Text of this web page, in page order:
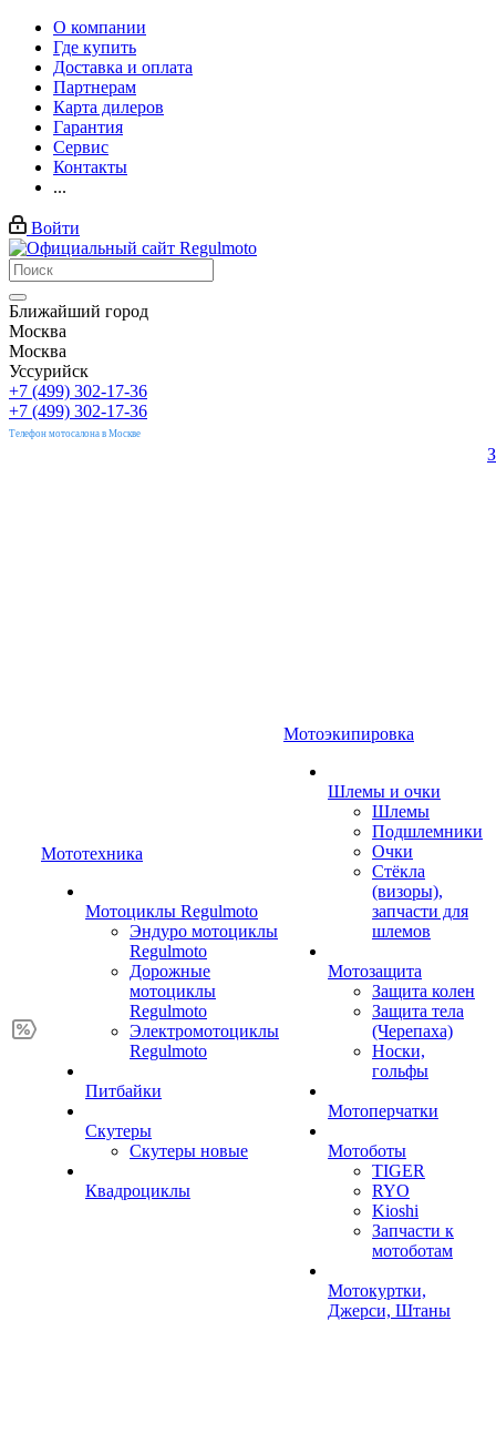
О компании
Где купить
Доставка и оплата
Партнерам
Карта дилеров
Гарантия
Сервис
Контакты
...
Войти
Ближайший город
Москва
Москва
Уссурийск
+7 (499) 302-17-36
+7 (499) 302-17-36
Телефон мотосалона в Москве
Мототехника
Мотоциклы Regulmoto
Эндуро мотоциклы
Regulmoto
Дорожные
мотоциклы
Regulmoto
Электромотоциклы
Regulmoto
Питбайки
Скутеры
Скутеры новые
Квадроциклы
Мотоэкипировка
Шлемы и очки
Шлемы
Подшлемники
Очки
Стёкла
(визоры),
запчасти для
шлемов
Мотозащита
Защита колен
Защита тела
(Черепаха)
Носки,
гольфы
Мотоперчатки
Мотоботы
TIGER
RYO
Kioshi
Запчасти к
мотоботам
Мотокуртки,
Джерси, Штаны